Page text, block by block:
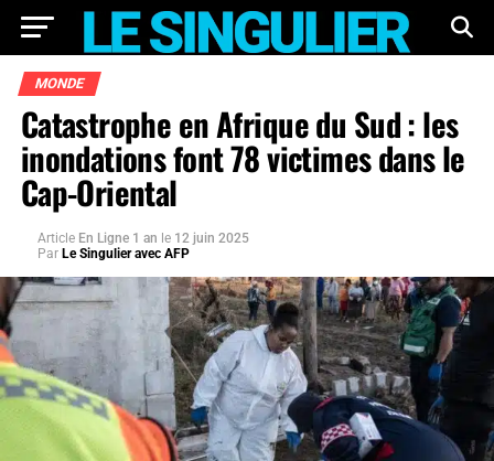
MONDE
Catastrophe en Afrique du Sud : les
inondations font 78 victimes dans le
Cap-Oriental
Article En Ligne 1 an le 12 juin 2025
Par Le Singulier avec AFP